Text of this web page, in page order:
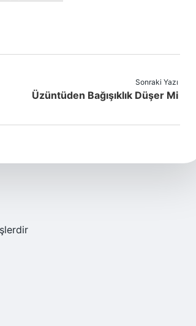
Sonraki Yazı
Üzüntüden Bağışıklık Düşer Mi